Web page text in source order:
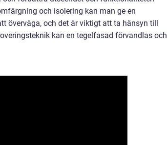
och isolering kan man ge en
överväga, och det är viktigt att ta hänsyn till
kan en tegelfasad förvandlas och